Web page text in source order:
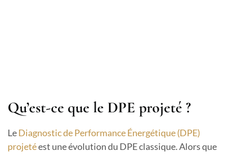
Qu’est-ce que le DPE projeté ?
LeDiagnostic de Performance Énergétique (DPE)
projetéest une évolution du DPE classique. Alors que